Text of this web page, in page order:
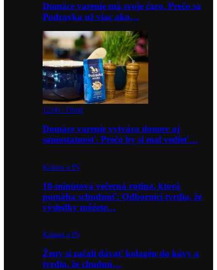
Domáce varenie má svoje čaro. Prečo sa
Podravka už viac ako…
12:00 / Obed
Domáce varenie vytvára domov aj
samostatnosť. Prečo by si mal vedieť…
Krásna a IN
10-minútová večerná rutina, ktorá
pomáha schudnúť: Odborníci tvrdia, že
výsledky môžete…
Krásna a IN
Ženy si začali dávať kolagén do kávy a
tvrdia, že chudnú…